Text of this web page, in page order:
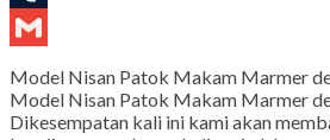
LinkedIn
Gmail